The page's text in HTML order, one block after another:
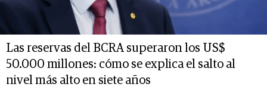
Las reservas del BCRA superaron los US$
50.000 millones: cómo se explica el salto al
nivel más alto en siete años